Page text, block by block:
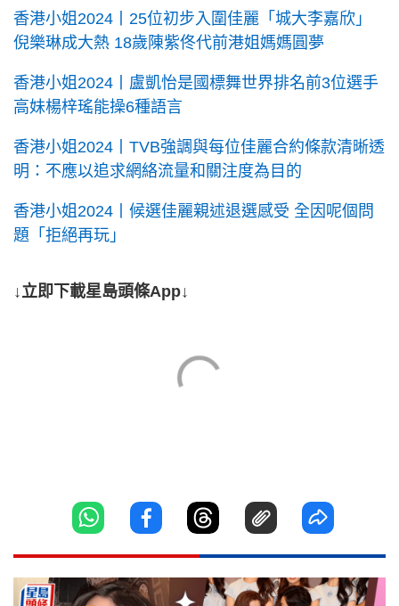
香港小姐2024丨25位初步入圍佳麗「城大李嘉欣」
倪樂琳成大熱 18歲陳紫佟代前港姐媽媽圓夢
香港小姐2024丨盧凱怡是國標舞世界排名前3位選手
高妹楊梓瑤能操6種語言
香港小姐2024丨TVB強調與每位佳麗合約條款清晰透
明：不應以追求網絡流量和關注度為目的
香港小姐2024丨候選佳麗親述退選感受 全因呢個問
題「拒絕再玩」
↓立即下載星島頭條App↓